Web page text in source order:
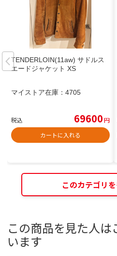
TENDERLOIN(11aw) サドルス
エードジャケット XS
マイストア在庫： 4705
税込 69600円
カートに入れる
このカテゴリ
この商品を見た人
います